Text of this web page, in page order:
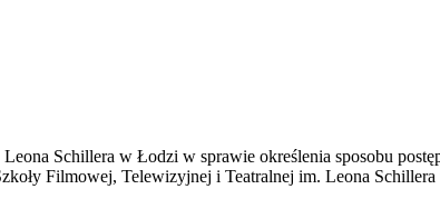
Schillera w Łodzi w sprawie określenia sposobu
Filmowej, Telewizyjnej i Teatralnej im. Leona